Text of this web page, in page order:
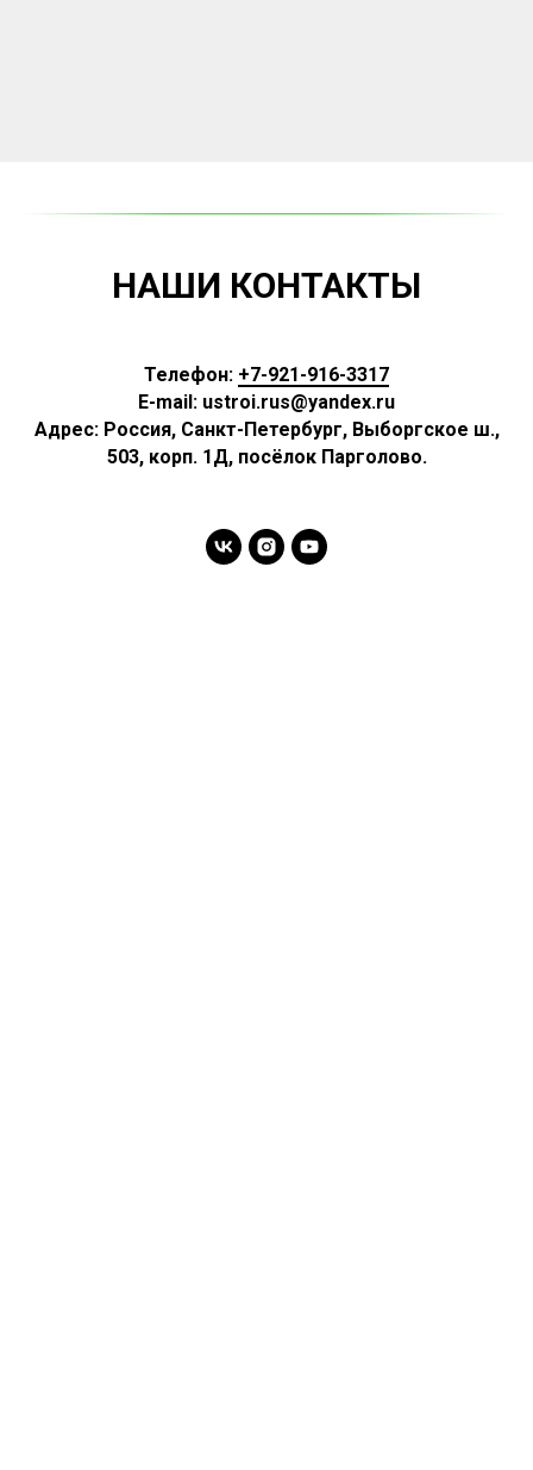
НАШИ КОНТАКТЫ
Телефон: +7-921-916-3317
E-mail: ustroi.rus@yandex.ru
Адрес: Россия, Санкт-Петербург, Выборгское ш.,
503, корп. 1Д, посёлок Парголово.